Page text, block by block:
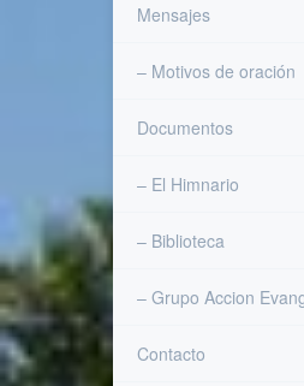
Mensajes
– Motivos de oración
Documentos
– El Himnario
– Biblioteca
– Grupo Accion
Contacto